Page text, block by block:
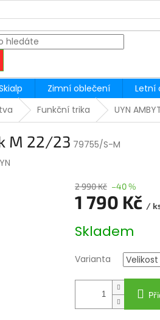
Zimní oblečení Letní
Funkční trika UYN
M 22/23 79755/S-M
2 990 Kč –40 %
1 790 Kč /
cena:
Skladem
Varianta